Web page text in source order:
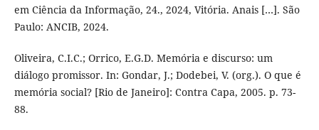
em Ciência da Informação, 24., 2024, Vitória. Anais […]. São
Paulo: ANCIB, 2024.
Oliveira, C.I.C.; Orrico, E.G.D. Memória e discurso: um
diálogo promissor. In: Gondar, J.; Dodebei, V. (org.). O que é
memória social? [Rio de Janeiro]: Contra Capa, 2005. p. 73-
88.